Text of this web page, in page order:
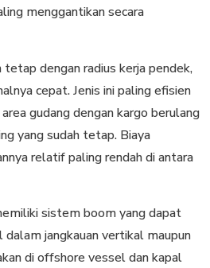
menggantikan secara
dengan radius kerja pendek,
cepat. Jenis ini paling efisien
gudang dengan kargo berulang
yang sudah tetap. Biaya
relatif paling rendah di antara
sistem boom yang dapat
jangkauan vertikal maupun
di offshore vessel dan kapal